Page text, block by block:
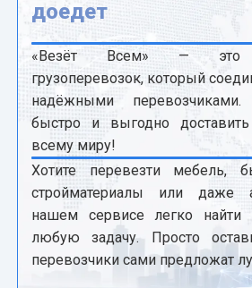
доедет
«Везёт Всем» — это
грузоперевозок, который
надёжными
быстро и выгодно
всему миру!
Хотите перевезти мебель,
стройматериалы или даже
нашем сервисе легко найти
любую задачу. Просто
перевозчики сами предложат